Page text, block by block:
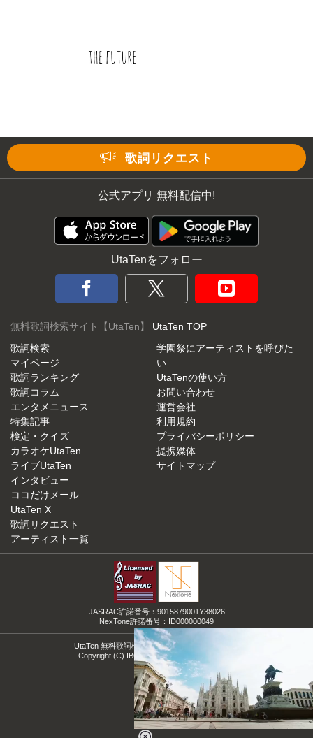
歌詞リクエスト
公式アプリ 無料配信中!
UtaTenをフォロー
無料歌詞検索サイト【UtaTen】 UtaTen TOP
歌詞検索
マイページ
歌詞ランキング
歌詞コラム
エンタメニュース
特集記事
検定・クイズ
カラオケUtaTen
ライブUtaTen
インタビュー
ココだけメール
UtaTen X
歌詞リクエスト
アーティスト一覧
学園祭にアーティストを呼びた
い
UtaTenの使い方
お問い合わせ
運営会社
利用規約
プライバシーポリシー
提携媒体
サイトマップ
JASRAC許諾番号：9015879001Y38026
NexTone許諾番号：ID000000049
UtaTen 無料歌詞検索サイトの決定版！うたてん
Copyright (C) IBG Media. All Rights Reserved.